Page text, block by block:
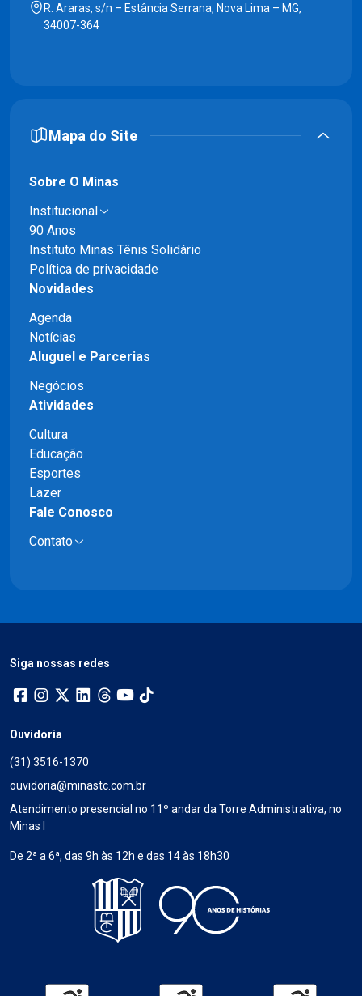
R. Araras, s/n – Estância Serrana, Nova Lima – MG,
34007-364
Mapa do Site
Sobre O Minas
Institucional
90 Anos
Instituto Minas Tênis Solidário
Política de privacidade
Novidades
Agenda
Notícias
Aluguel e Parcerias
Negócios
Atividades
Cultura
Educação
Esportes
Lazer
Fale Conosco
Contato
Siga nossas redes
Ouvidoria
(31) 3516-1370
ouvidoria@minastc.com.br
Atendimento presencial no 11º andar da Torre Administrativa, no
Minas I
De 2ª a 6ª, das 9h às 12h e das 14 às 18h30